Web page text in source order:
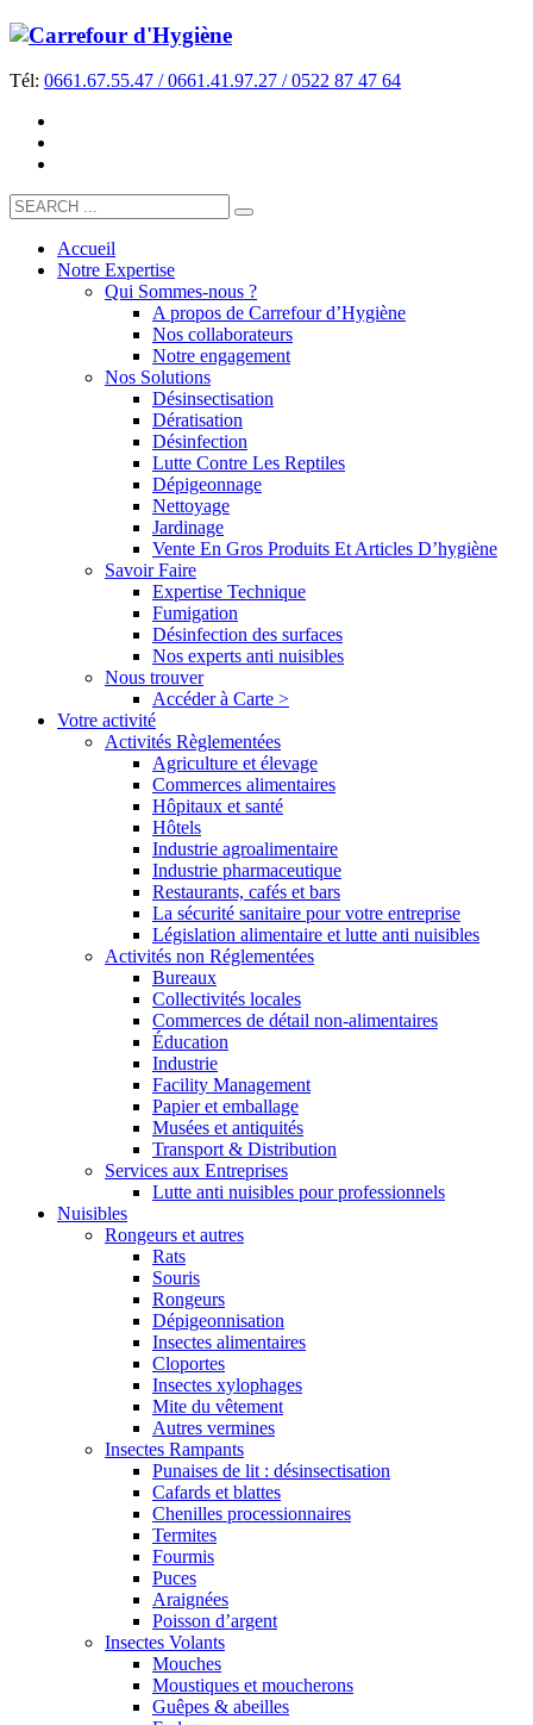
Tél: 0661.67.55.47 / 0661.41.97.27 / 0522 87 47 64
Accueil
Notre Expertise
Qui Sommes-nous ?
A propos de Carrefour d’Hygiène
Nos collaborateurs
Notre engagement
Nos Solutions
Désinsectisation
Dératisation
Désinfection
Lutte Contre Les Reptiles
Dépigeonnage
Nettoyage
Jardinage
Vente En Gros Produits Et Articles D’hygiène
Savoir Faire
Expertise Technique
Fumigation
Désinfection des surfaces
Nos experts anti nuisibles
Nous trouver
Accéder à Carte >
Votre activité
Activités Règlementées
Agriculture et élevage
Commerces alimentaires
Hôpitaux et santé
Hôtels
Industrie agroalimentaire
Industrie pharmaceutique
Restaurants, cafés et bars
La sécurité sanitaire pour votre entreprise
Législation alimentaire et lutte anti nuisibles
Activités non Réglementées
Bureaux
Collectivités locales
Commerces de détail non-alimentaires
Éducation
Industrie
Facility Management
Papier et emballage
Musées et antiquités
Transport & Distribution
Services aux Entreprises
Lutte anti nuisibles pour professionnels
Nuisibles
Rongeurs et autres
Rats
Souris
Rongeurs
Dépigeonnisation
Insectes alimentaires
Cloportes
Insectes xylophages
Mite du vêtement
Autres vermines
Insectes Rampants
Punaises de lit : désinsectisation
Cafards et blattes
Chenilles processionnaires
Termites
Fourmis
Puces
Araignées
Poisson d’argent
Insectes Volants
Mouches
Moustiques et moucherons
Guêpes & abeilles